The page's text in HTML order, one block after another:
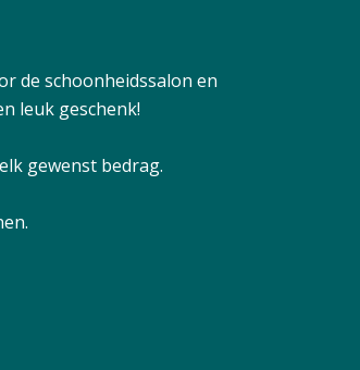
de schoonheidssalon en
leuk geschenk!
gewenst bedrag.